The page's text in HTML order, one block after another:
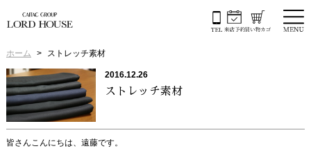
ホーム ストレッチ素材
2016.12.26
ストレッチ素材
皆さんこんにちは、遠藤です。